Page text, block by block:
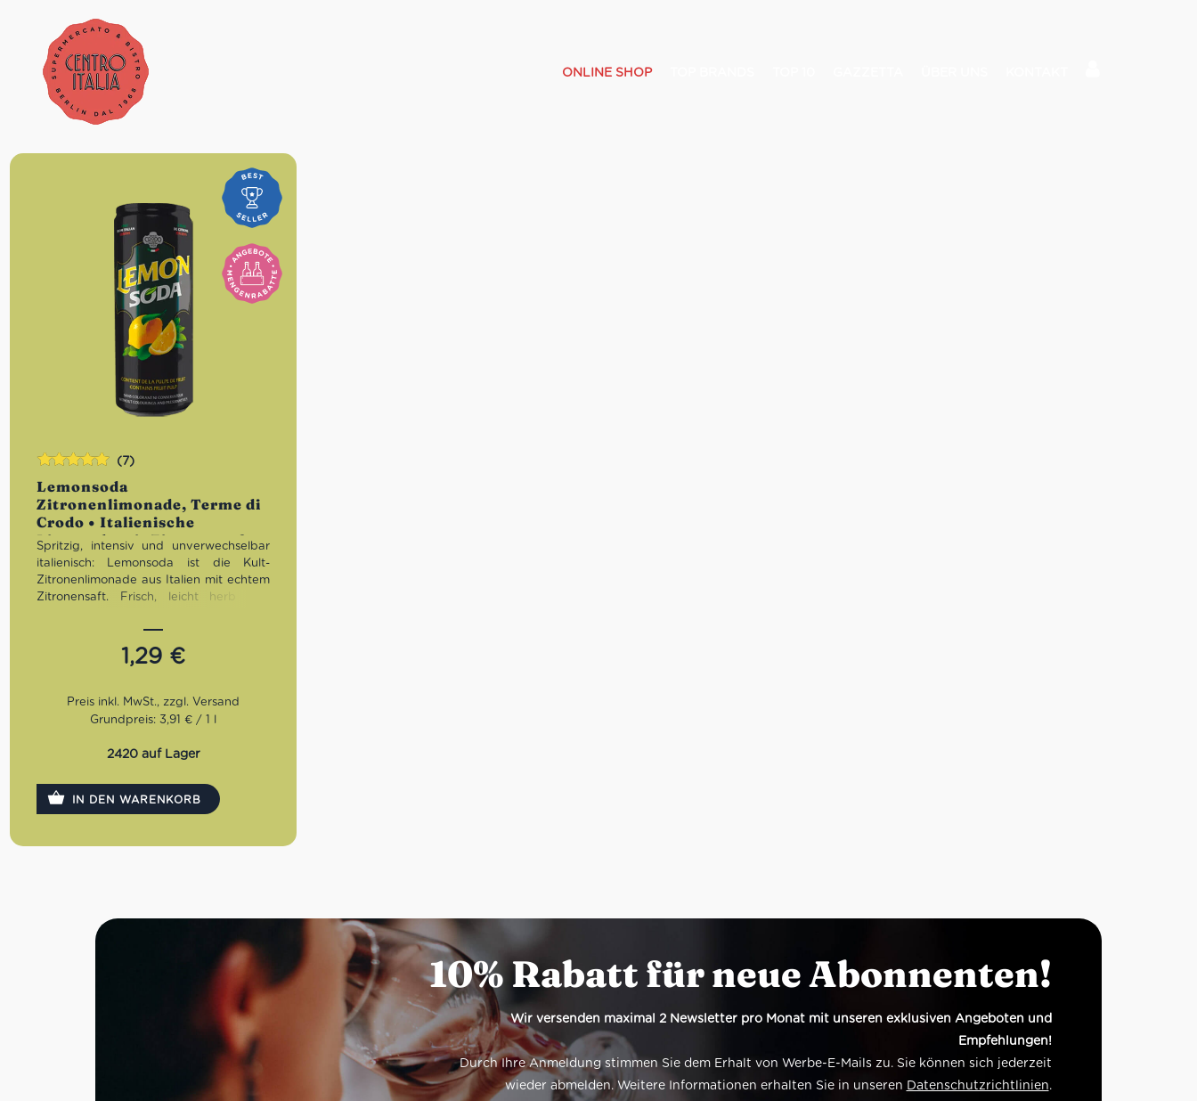
ONLINE SHOP
Lemonsoda
Zitronenlimonade, Terme di
Crodo • Italienische
Limonade mit Zitronensaft
(7)
Spritzig, intensiv und unverwechselbar
italienisch: Lemonsoda ist die Kult-
Zitronenlimonade aus Italien mit echtem
Zitronensaft. Frisch, leicht herb und
richtige Erfrischung für heiße Tage,
Aperitivo-Momente oder einfach
1,29 €
mit5.00von
5
Grundpreis: 3,91 € / 1 l
2420 auf Lager
IN DEN WARENKORB
10% Rabatt für neue Abonnenten!
Wir versenden maximal 2 Newsletter pro Monat mit unseren exklusiven Angeboten und
Empfehlungen!
Durch Ihre Anmeldung stimmen Sie dem Erhalt von Werbe-E-Mails zu. Sie können sich jederzeit
wieder abmelden. Weitere Informationen erhalten Sie in unseren Datenschutzrichtlinien.